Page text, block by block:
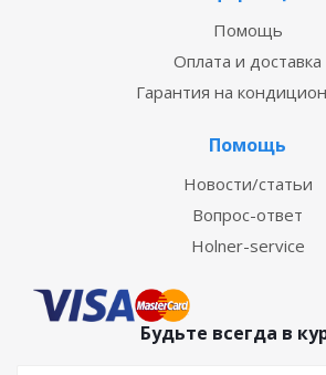
Помощь
Оплата и доставка
Гарантия на
Помощь
Новости/статьи
Вопрос-ответ
Holner-service
Будьте всегда в